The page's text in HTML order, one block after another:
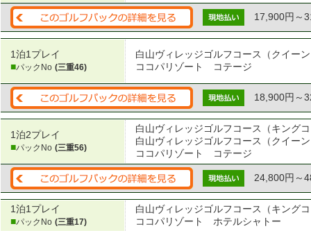
17,900円～
1泊1プレイ
■パックNo (三重46)
白山ヴィレッジゴルフコース（クイー
ココパリゾート コテージ
18,900円～
1泊2プレイ
■パックNo (三重56)
白山ヴィレッジゴルフコース（キング
白山ヴィレッジゴルフコース（クイー
ココパリゾート コテージ
24,800円～
1泊1プレイ
■パックNo (三重17)
白山ヴィレッジゴルフコース（キング
ココパリゾート ホテルシャトー